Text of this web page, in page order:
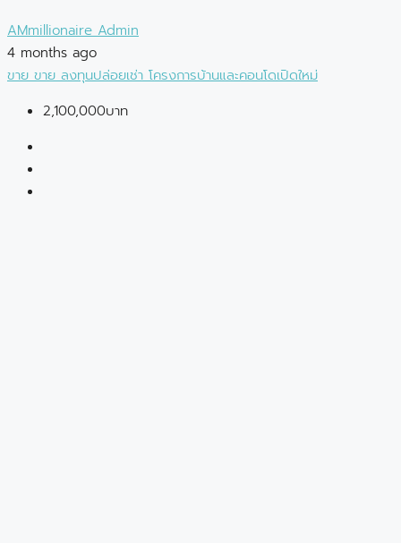
AMmillionaire Admin
4 months ago
ขาย ขาย ลงทุนปล่อยเช่า โครงการบ้านและคอนโดเปิดใหม่
2,100,000บาท